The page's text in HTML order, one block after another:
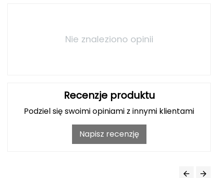
Nie znaleziono opinii
Recenzje produktu
Podziel się swoimi opiniami z innymi klientami
Napisz recenzję